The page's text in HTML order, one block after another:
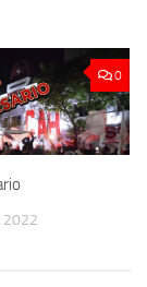
0
2022